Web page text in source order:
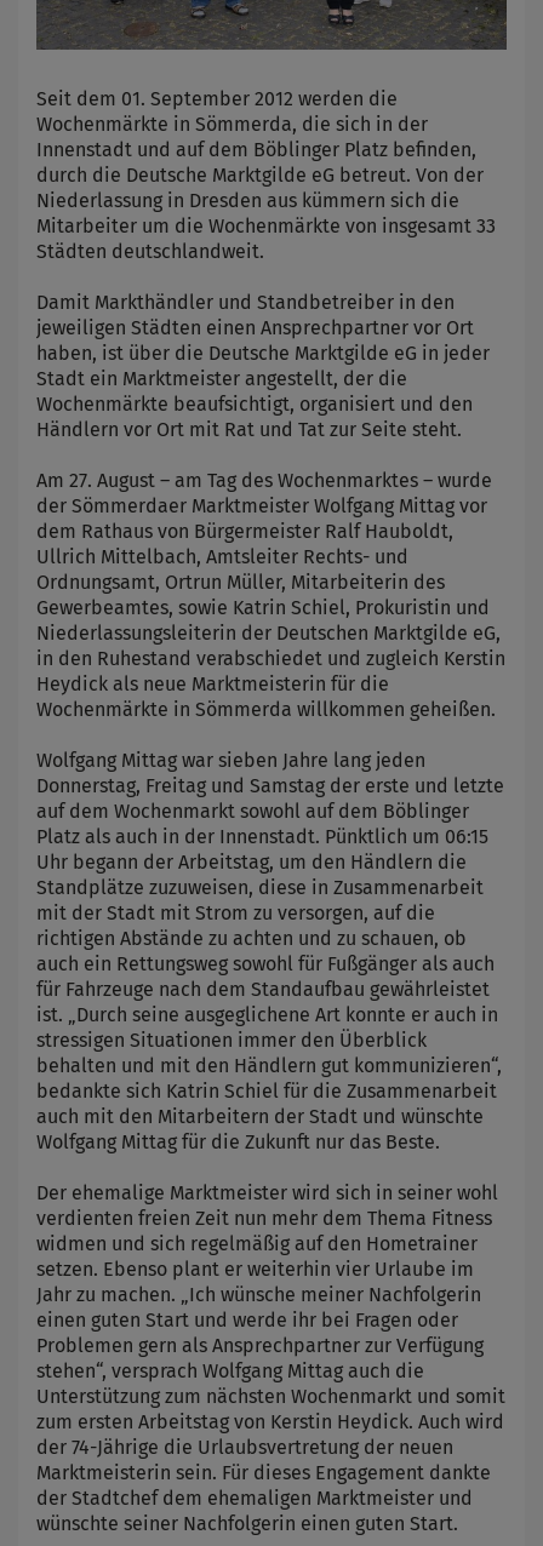
Seit dem 01. September 2012 werden die
Wochenmärkte in Sömmerda, die sich in der
Innenstadt und auf dem Böblinger Platz befinden,
durch die Deutsche Marktgilde eG betreut. Von der
Niederlassung in Dresden aus kümmern sich die
Mitarbeiter um die Wochenmärkte von insgesamt 33
Städten deutschlandweit.
Damit Markthändler und Standbetreiber in den
jeweiligen Städten einen Ansprechpartner vor Ort
haben, ist über die Deutsche Marktgilde eG in jeder
Stadt ein Marktmeister angestellt, der die
Wochenmärkte beaufsichtigt, organisiert und den
Händlern vor Ort mit Rat und Tat zur Seite steht.
Am 27. August – am Tag des Wochenmarktes – wurde
der Sömmerdaer Marktmeister Wolfgang Mittag vor
dem Rathaus von Bürgermeister Ralf Hauboldt,
Ullrich Mittelbach, Amtsleiter Rechts- und
Ordnungsamt, Ortrun Müller, Mitarbeiterin des
Gewerbeamtes, sowie Katrin Schiel, Prokuristin und
Niederlassungsleiterin der Deutschen Marktgilde eG,
in den Ruhestand verabschiedet und zugleich Kerstin
Heydick als neue Marktmeisterin für die
Wochenmärkte in Sömmerda willkommen geheißen.
Wolfgang Mittag war sieben Jahre lang jeden
Donnerstag, Freitag und Samstag der erste und letzte
auf dem Wochenmarkt sowohl auf dem Böblinger
Platz als auch in der Innenstadt. Pünktlich um 06:15
Uhr begann der Arbeitstag, um den Händlern die
Standplätze zuzuweisen, diese in Zusammenarbeit
mit der Stadt mit Strom zu versorgen, auf die
richtigen Abstände zu achten und zu schauen, ob
auch ein Rettungsweg sowohl für Fußgänger als auch
für Fahrzeuge nach dem Standaufbau gewährleistet
ist. „Durch seine ausgeglichene Art konnte er auch in
stressigen Situationen immer den Überblick
behalten und mit den Händlern gut kommunizieren“,
bedankte sich Katrin Schiel für die Zusammenarbeit
auch mit den Mitarbeitern der Stadt und wünschte
Wolfgang Mittag für die Zukunft nur das Beste.
Der ehemalige Marktmeister wird sich in seiner wohl
verdienten freien Zeit nun mehr dem Thema Fitness
widmen und sich regelmäßig auf den Hometrainer
setzen. Ebenso plant er weiterhin vier Urlaube im
Jahr zu machen. „Ich wünsche meiner Nachfolgerin
einen guten Start und werde ihr bei Fragen oder
Problemen gern als Ansprechpartner zur Verfügung
stehen“, versprach Wolfgang Mittag auch die
Unterstützung zum nächsten Wochenmarkt und somit
zum ersten Arbeitstag von Kerstin Heydick. Auch wird
der 74-Jährige die Urlaubsvertretung der neuen
Marktmeisterin sein. Für dieses Engagement dankte
der Stadtchef dem ehemaligen Marktmeister und
wünschte seiner Nachfolgerin einen guten Start.